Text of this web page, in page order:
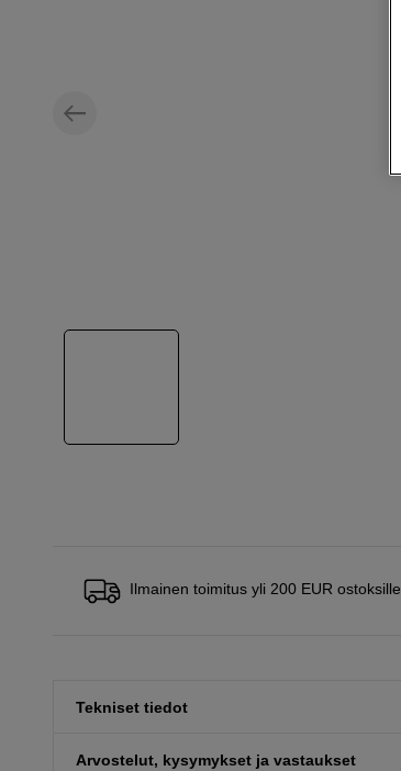
Ilmainen toimitus yli 200 EUR ostoksille
Tekniset tiedot
Arvostelut, kysymykset ja vastaukset